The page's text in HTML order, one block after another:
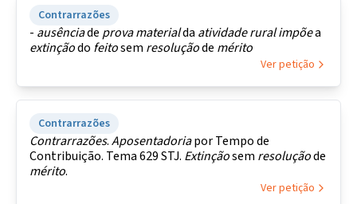
Contrarrazões
- ausênciade provamaterialda atividaderuralimpõea
extinçãodo feitosem resoluçãode mérito
Ver petição
Contrarrazões
Contrarrazões.Aposentadoriapor Tempo de
Contribuição. Tema 629 STJ. Extinçãosem resoluçãode
mérito.
Ver petição